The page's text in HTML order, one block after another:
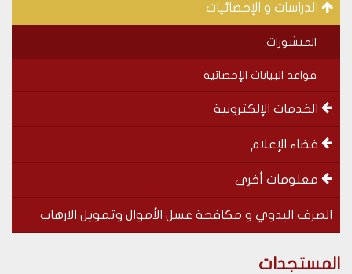
الدراسات و الإحصائيات
المنشورات
قواعد البيانات الإحصائية
الخدمات الإلكترونية
فضاء الإعلام
معلومات أخرى
الصرف اليدوي و مكافحة غسل الأموال وتمويل الارهاب
SOUS-
Special
المستجدات